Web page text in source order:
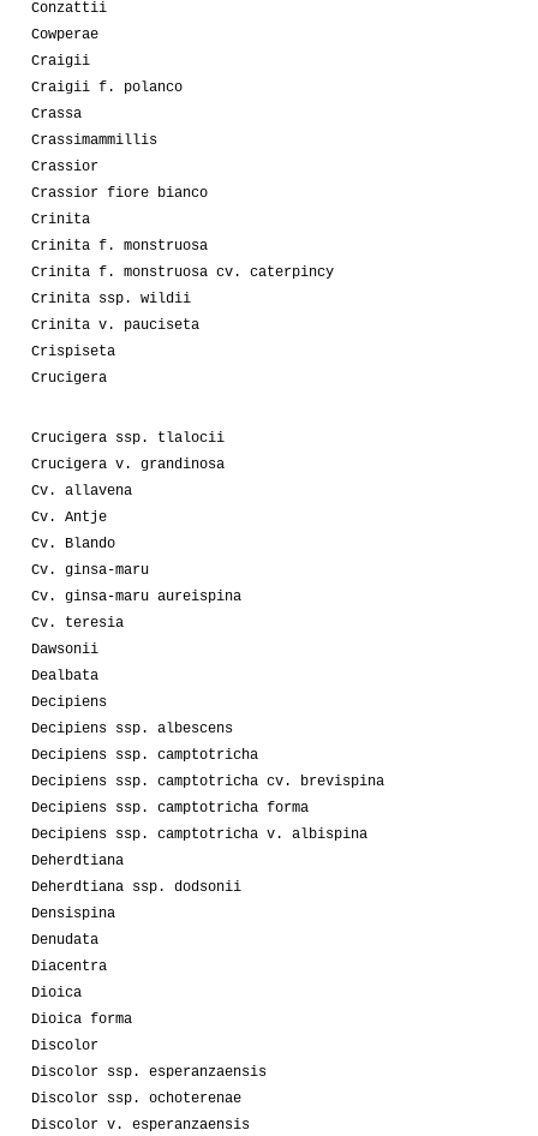
Conzattii
Cowperae
Craigii
Craigii f. polanco
Crassa
Crassimammillis
Crassior
Crassior fiore bianco
Crinita
Crinita f. monstruosa
Crinita f. monstruosa cv. caterpincy
Crinita ssp. wildii
Crinita v. pauciseta
Crispiseta
Crucigera
Crucigera ssp. tlalocii
Crucigera v. grandinosa
Cv. allavena
Cv. Antje
Cv. Blando
Cv. ginsa-maru
Cv. ginsa-maru aureispina
Cv. teresia
Dawsonii
Dealbata
Decipiens
Decipiens ssp. albescens
Decipiens ssp. camptotricha
Decipiens ssp. camptotricha cv. brevispina
Decipiens ssp. camptotricha forma
Decipiens ssp. camptotricha v. albispina
Deherdtiana
Deherdtiana ssp. dodsonii
Densispina
Denudata
Diacentra
Dioica
Dioica forma
Discolor
Discolor ssp. esperanzaensis
Discolor ssp. ochoterenae
Discolor v. esperanzaensis